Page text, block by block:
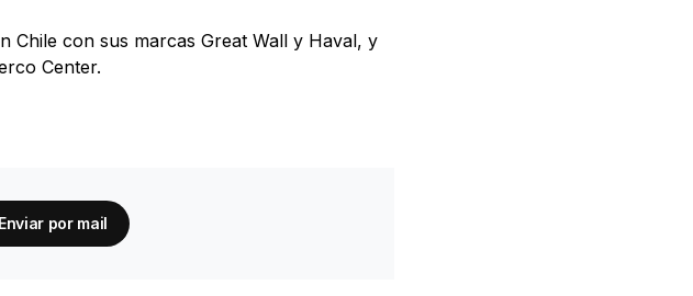
Chile con sus marcas Great Wall y Haval, y
Center.
Enviar por mail